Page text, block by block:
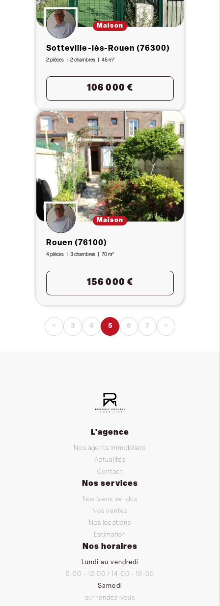
Maison
Sotteville-lès-Rouen (76300)
2 pièces 2 chambres 45 m²
106 000 €
Maison
Rouen (76100)
4 pièces 3 chambres 70 m²
156 000 €
< 3 4 5 6 7 >
L'agence
Nos agents immobiliers
Actualités
Contact
Nos services
Nos biens vendus
Nos ventes
Nos locations
Estimation
Nos horaires
Lundi au vendredi
9:00 - 12:00 / 14:00 - 19:00
Samedi
sur rendez-vous